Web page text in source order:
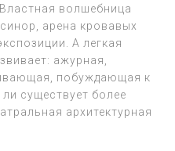
волшебница
арена кровавых
А легкая
ажурная,
побуждающая к
существует более
архитектурная